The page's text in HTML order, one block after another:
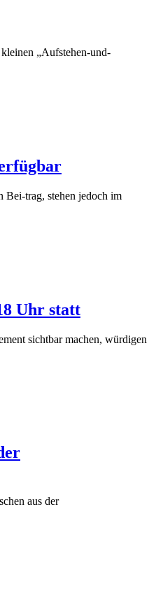
„Aufstehen-und-
Bei-trag, stehen jedoch im
Uhr statt
sichtbar machen, würdigen
aus der